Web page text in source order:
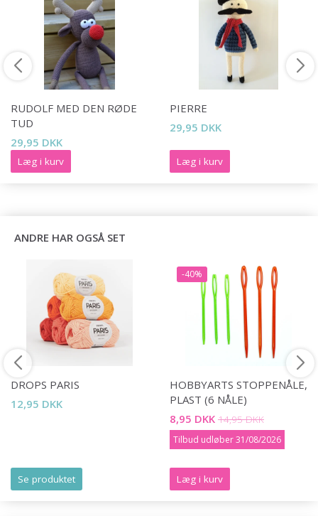
RUDOLF MED DEN RØDE
TUD
29,95 DKK
Læg i kurv
PIERRE
29,95 DKK
Læg i kurv
ANDRE HAR OGSÅ SET
DROPS PARIS
12,95 DKK
Se produktet
-40%
HOBBYARTS STOPPENÅLE,
PLAST (6 NÅLE)
8,95 DKK 14,95 DKK
Tilbud udløber 31/08/2026
Læg i kurv